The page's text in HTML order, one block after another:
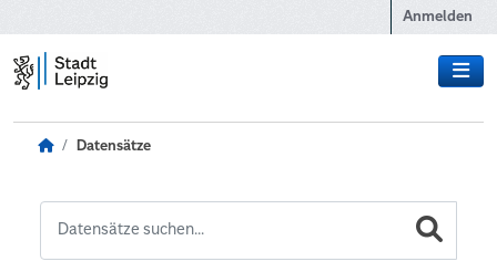
Anmelden
Datensätze